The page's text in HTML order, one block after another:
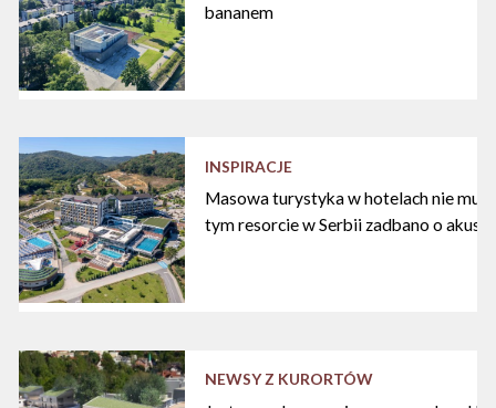
bananem
INSPIRACJE
Masowa turystyka w hotelach nie musi
tym resorcie w Serbii zadbano o
NEWSY Z KURORTÓW